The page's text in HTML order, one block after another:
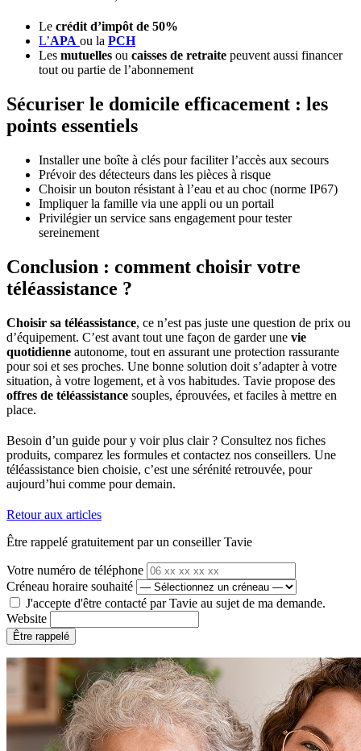
Le crédit d’impôt de 50%
L’APA ou la PCH
Les mutuelles ou caisses de retraite peuvent aussi financer
tout ou partie de l’abonnement
Sécuriser le domicile efficacement : les
points essentiels
Installer une boîte à clés pour faciliter l’accès aux secours
Prévoir des détecteurs dans les pièces à risque
Choisir un bouton résistant à l’eau et au choc (norme IP67)
Impliquer la famille via une appli ou un portail
Privilégier un service sans engagement pour tester
sereinement
Conclusion : comment choisir votre
téléassistance ?
Choisir sa téléassistance, ce n’est pas juste une question de prix ou
d’équipement. C’est avant tout une façon de garder une vie
quotidienne autonome, tout en assurant une protection rassurante
pour soi et ses proches. Une bonne solution doit s’adapter à votre
situation, à votre logement, et à vos habitudes. Tavie propose des
offres de téléassistance souples, éprouvées, et faciles à mettre en
place.
Besoin d’un guide pour y voir plus clair ? Consultez nos fiches
produits, comparez les formules et contactez nos conseillers. Une
téléassistance bien choisie, c’est une sérénité retrouvée, pour
aujourd’hui comme pour demain.
Retour aux articles
Être rappelé gratuitement par un conseiller Tavie
Votre numéro de téléphone
Créneau horaire souhaité
J'accepte d'être contacté par Tavie au sujet de ma demande.
Website
Être rappelé